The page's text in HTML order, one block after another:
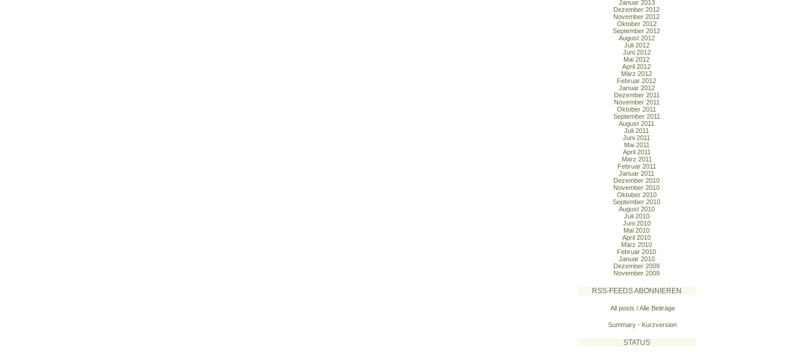
Januar 2013
Dezember 2012
November 2012
Oktober 2012
September 2012
August 2012
Juli 2012
Juni 2012
Mai 2012
April 2012
März 2012
Februar 2012
Januar 2012
Dezember 2011
November 2011
Oktober 2011
September 2011
August 2011
Juli 2011
Juni 2011
Mai 2011
April 2011
März 2011
Februar 2011
Januar 2011
Dezember 2010
November 2010
Oktober 2010
September 2010
August 2010
Juli 2010
Juni 2010
Mai 2010
April 2010
März 2010
Februar 2010
Januar 2010
Dezember 2009
November 2009
RSS-FEEDS ABONNIEREN
All posts / Alle Beiträge
Summary - Kurzversion
STATUS